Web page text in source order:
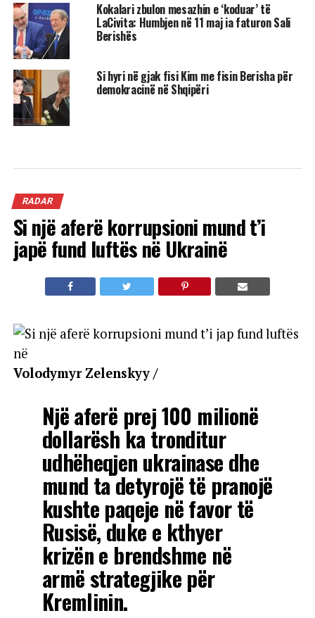
Kokalari zbulon mesazhin e ‘koduar’ të
LaCivita: Humbjen në 11 maj ia faturon Sali
Berishës
Si hyri në gjak fisi Kim me fisin Berisha për
demokracinë në Shqipëri
RADAR
Si një aferë korrupsioni mund t’i
japë fund luftës në Ukrainë
Volodymyr Zelenskyy /
Një aferë prej 100 milionë
dollarësh ka tronditur
udhëheqjen ukrainase dhe
mund ta detyrojë të pranojë
kushte paqeje në favor të
Rusisë, duke e kthyer
krizën e brendshme në
armë strategjike për
Kremlinin.